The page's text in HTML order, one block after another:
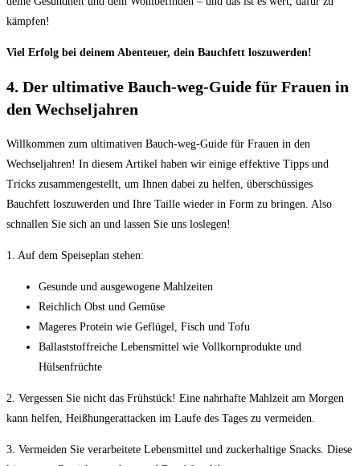
kämpfen!
Viel ‌Erfolg⁣ bei deinem Abenteuer, dein ⁢Bauchfett loszuwerden!
4. Der ultimative Bauch-weg-Guide für Frauen in
den Wechseljahren
Willkommen zum ultimativen Bauch-weg-Guide für Frauen in den
Wechseljahren!⁤ In ⁣diesem Artikel haben wir einige​ effektive Tipps ‌und
Tricks zusammengestellt, um Ihnen dabei zu helfen, überschüssiges
Bauchfett loszuwerden ⁤und⁤ Ihre ⁤Taille wieder ‌in Form zu ​bringen. Also
schnallen Sie sich an und⁤ lassen Sie uns loslegen!
1. Auf dem Speiseplan stehen:
Gesunde und ausgewogene Mahlzeiten
Reichlich Obst und Gemüse
Mageres⁣ Protein​ wie Geflügel, Fisch und Tofu
Ballaststoffreiche Lebensmittel wie ⁤Vollkornprodukte und
Hülsenfrüchte
2. ⁤Vergessen Sie nicht das Frühstück! ‍Eine nahrhafte Mahlzeit am Morgen⁢
kann helfen,‍ Heißhungerattacken im ⁢Laufe des Tages zu vermeiden.
3. Vermeiden Sie verarbeitete Lebensmittel und zuckerhaltige Snacks. Diese